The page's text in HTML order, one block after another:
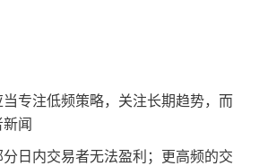
专注低频策略，关注长期趋势，而
闻
日内交易者无法盈利；更高频的交